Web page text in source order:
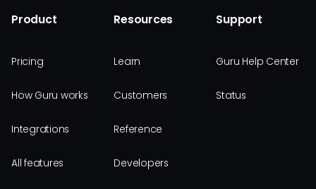
Product
Pricing
How Guru works
Integrations
All features
Resources
Learn
Customers
Reference
Developers
Support
Guru Help Center
Status